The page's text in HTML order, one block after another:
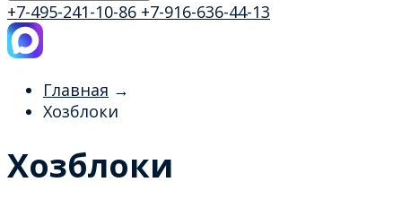
+7-495-241-10-86 +7-916-636-44-13
Главная →
Хозблоки
Хозблоки